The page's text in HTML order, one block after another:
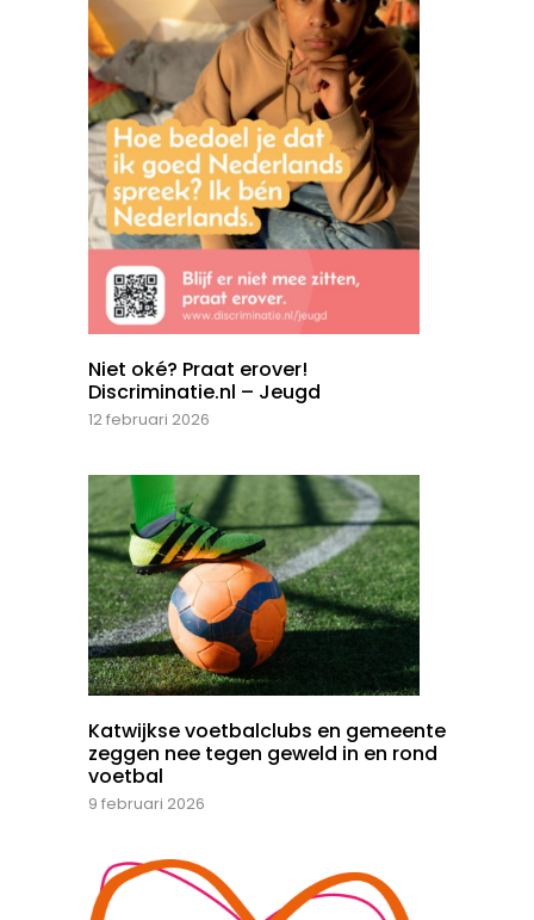
Niet oké? Praat erover!
Discriminatie.nl – Jeugd
12 februari 2026
Katwijkse voetbalclubs en gemeente
zeggen nee tegen geweld in en rond
voetbal
9 februari 2026